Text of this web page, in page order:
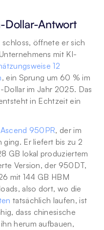
Dollar-Antwort
öffnete er sich
mit KI-
12
, ein Sprung um 60 % im
Dollar im Jahr 2025. Das
in Echtzeit ein
Ascend 950PR, der im
ging. Er liefert bis zu 2
GB lokal produziertem
Version, der 950DT,
mit 144 GB HBM
also dort, wo die
tatsächlich laufen, ist
dass chinesische
herum aufbauen,